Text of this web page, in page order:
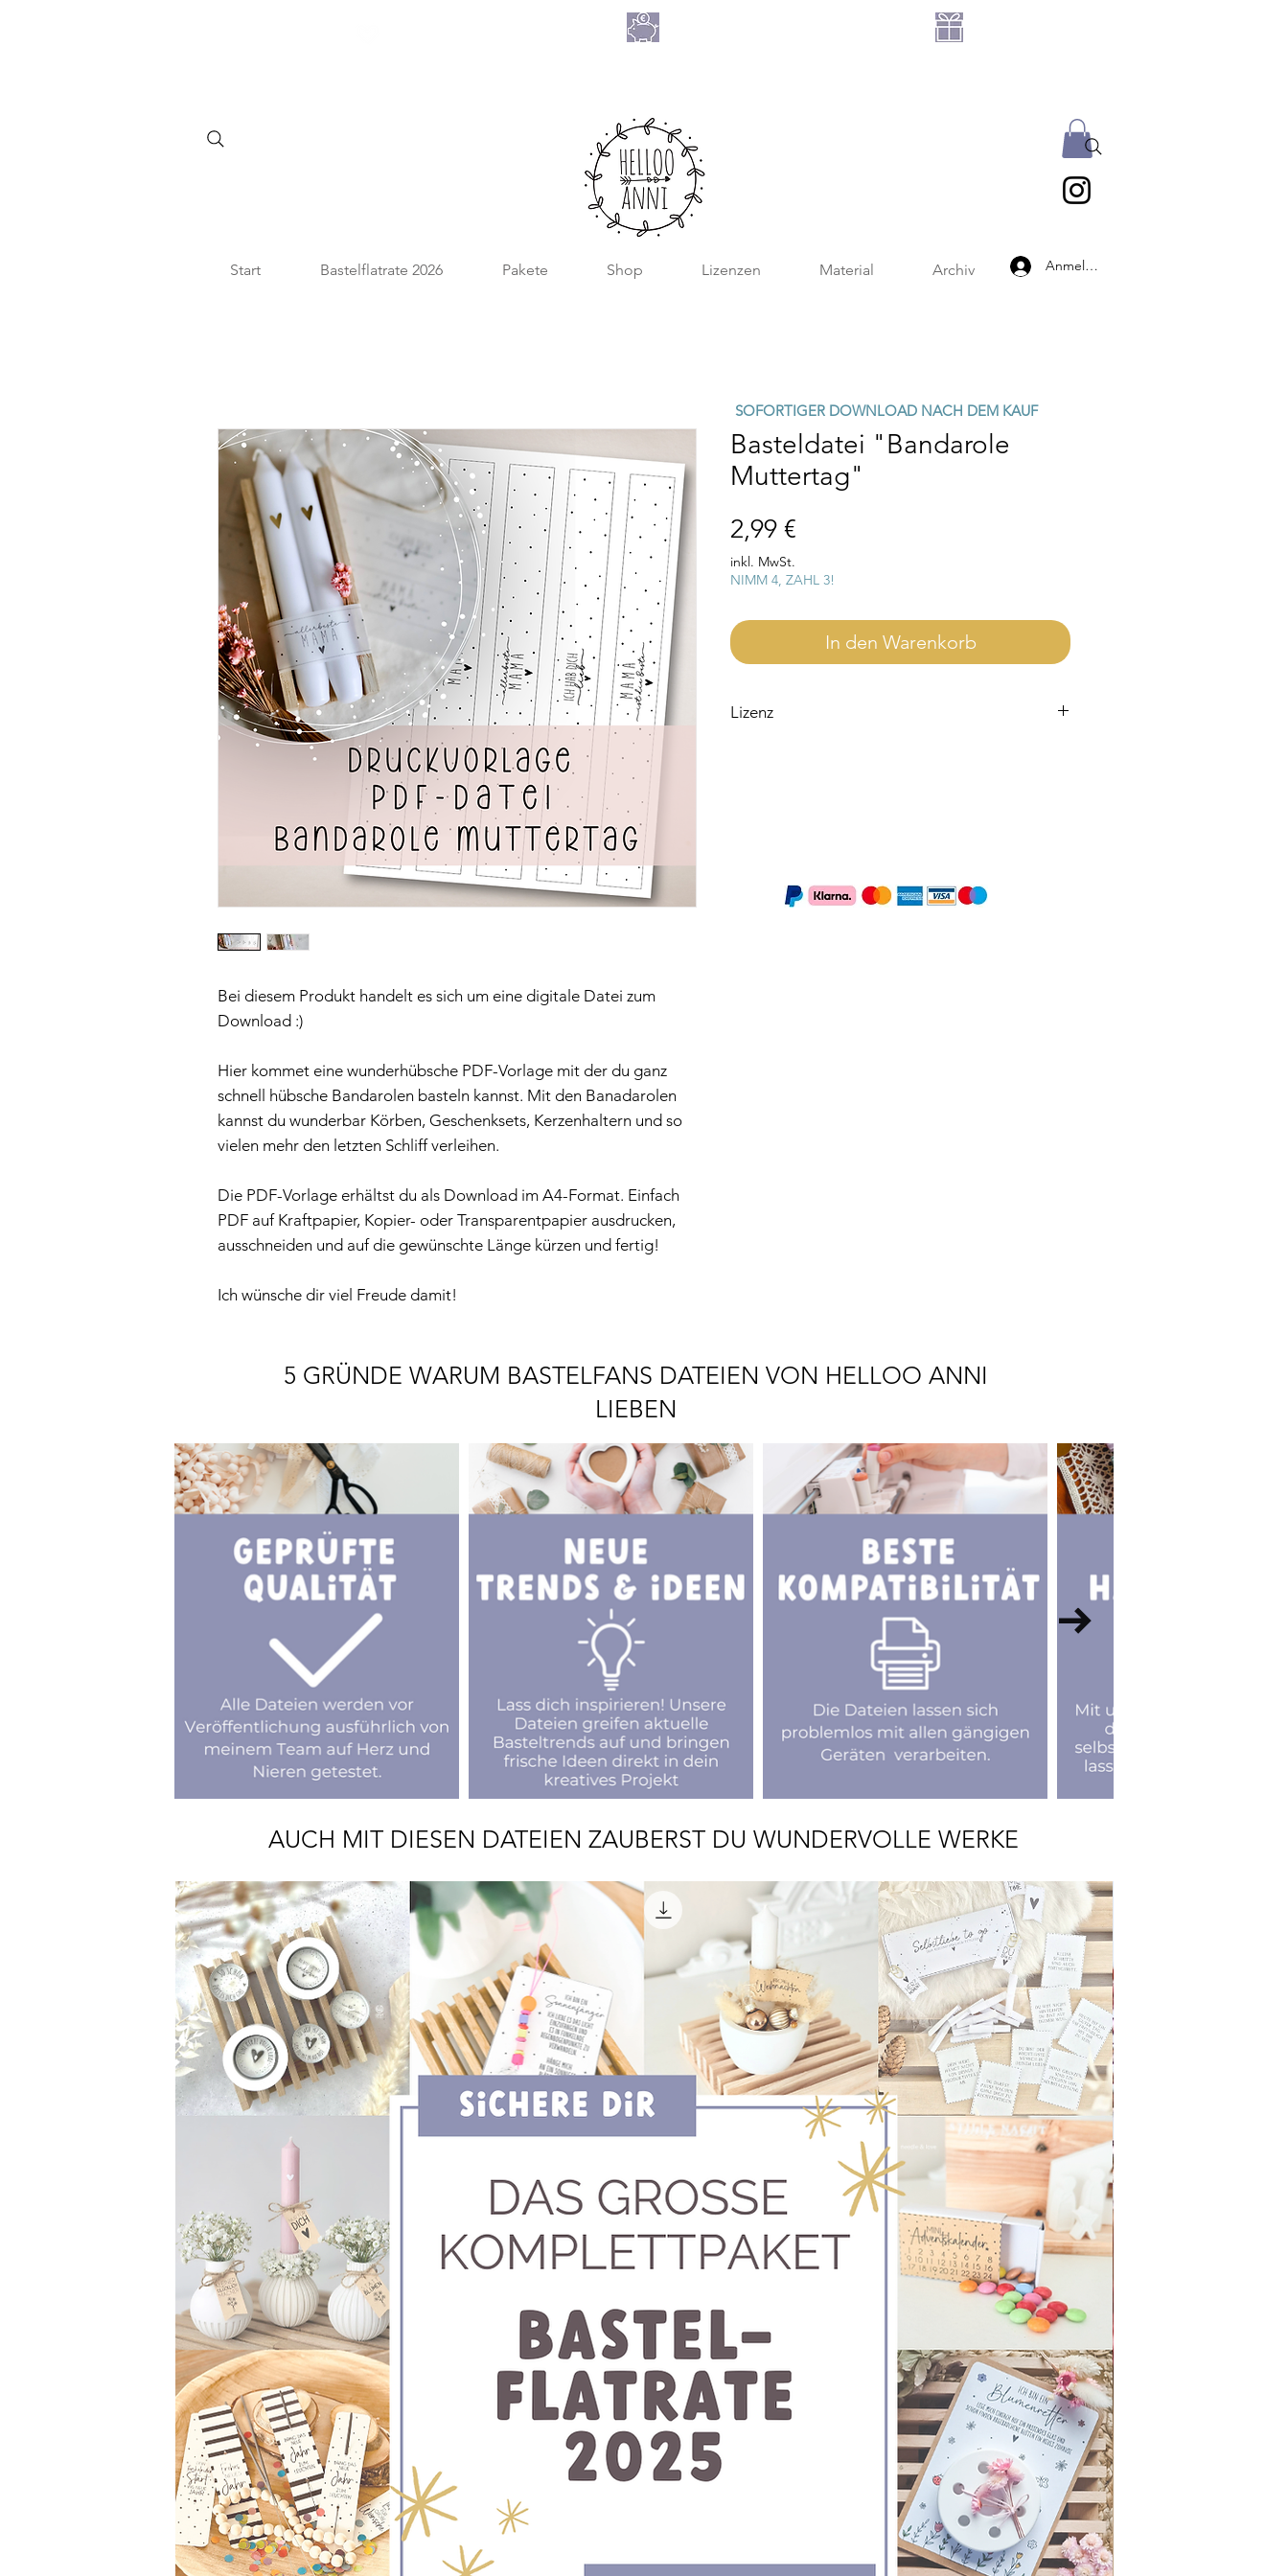
Start Bastelflatrate 2026 Pakete Shop Lizenzen Material Archiv Anmelden
Bei diesem Produkt handelt es sich um eine digitale Datei zum
Download :)
Hier kommet eine wunderhübsche PDF-Vorlage mit der du ganz
schnell hübsche Bandarolen basteln kannst. Mit den Banadarolen
kannst du wunderbar Körben, Geschenksets, Kerzenhaltern und so
vielen mehr den letzten Schliff verleihen.
Die PDF-Vorlage erhältst du als Download im A4-Format. Einfach
PDF auf Kraftpapier, Kopier- oder Transparentpapier ausdrucken,
ausschneiden und auf die gewünschte Länge kürzen und fertig!
Ich wünsche dir viel Freude damit!
Basteldatei "Bandarole
Muttertag"
2,99 €
inkl. MwSt.
NIMM 4, ZAHL 3!
In den Warenkorb
Lizenz
SOFORTIGER DOWNLOAD NACH DEM KAUF
5 GRÜNDE WARUM BASTELFANS DATEIEN VON HELLOO ANNI
LIEBEN
AUCH MIT DIESEN DATEIEN ZAUBERST DU WUNDERVOLLE WERKE